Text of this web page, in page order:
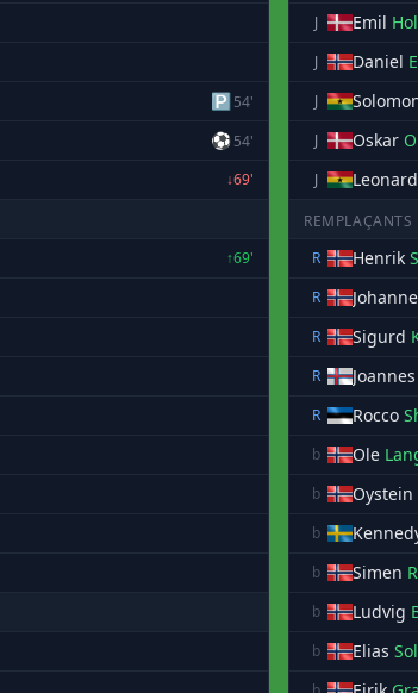
🅿54'
⚽ 54'
↓69'
↑69'
J
Emil
J
Daniel
J
J
Oskar
J
Leonard
REMPLAÇANTS
R
Henrik
R
R
Sigurd
R
Joannes
R
Rocco
b
Ole
b Oystein
b
b Simen
b Ludvig
b Elias